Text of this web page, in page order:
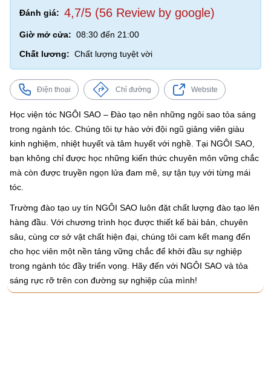
Đánh giá: 4,7/5 (56 Review by google)
Giờ mở cửa: 08:30 đến 21:00
Chất lương: Chất lượng tuyệt vời
Điện thoại Chỉ đường Website
Học viện tóc NGÔI SAO – Đào tạo nên những ngôi sao tỏa sáng
trong ngành tóc. Chúng tôi tự hào với đội ngũ giảng viên giàu
kinh nghiệm, nhiệt huyết và tâm huyết với nghề. Tại NGÔI SAO,
bạn không chỉ được học những kiến thức chuyên môn vững chắc
mà còn được truyền ngọn lửa đam mê, sự tận tụy với từng mái
tóc.
Trường đào tạo uy tín NGÔI SAO luôn đặt chất lượng đào tạo lên
hàng đầu. Với chương trình học được thiết kế bài bản, chuyên
sâu, cùng cơ sở vật chất hiện đại, chúng tôi cam kết mang đến
cho học viên một nền tảng vững chắc để khởi đầu sự nghiệp
trong ngành tóc đầy triển vọng. Hãy đến với NGÔI SAO và tỏa
sáng rực rỡ trên con đường sự nghiệp của mình!